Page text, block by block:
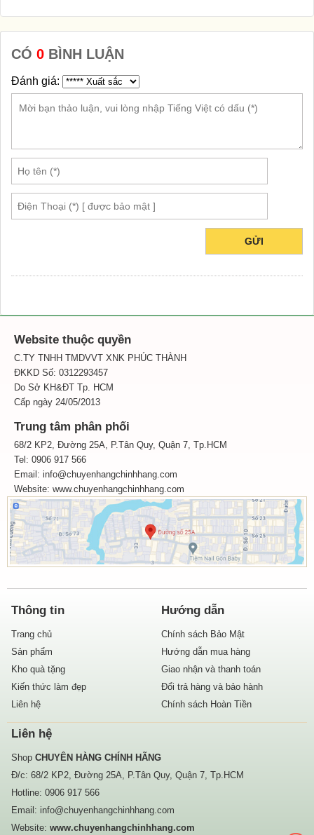
CÓ 0 BÌNH LUẬN
Đánh giá:
GỬI
Website thuộc quyền
C.TY TNHH TMDVVT XNK PHÚC THÀNH
ĐKKD Số: 0312293457
Do Sở KH&ĐT Tp. HCM
Cấp ngày 24/05/2013
Trung tâm phân phối
68/2 KP2, Đường 25A, P.Tân Quy, Quận 7, Tp.HCM
Tel: 0906 917 566
Email: info@chuyenhangchinhhang.com
Website: www.chuyenhangchinhhang.com
Thông tin
Trang chủ
Sản phẩm
Kho quà tặng
Kiến thức làm đẹp
Liên hệ
Hướng dẫn
Chính sách Bảo Mật
Hướng dẫn mua hàng
Giao nhận và thanh toán
Đổi trả hàng và bảo hành
Chính sách Hoàn Tiền
Liên hệ
Shop CHUYÊN HÀNG CHÍNH HÃNG
Đ/c: 68/2 KP2, Đường 25A, P.Tân Quy, Quận 7, Tp.HCM
Hotline: 0906 917 566
Email: info@chuyenhangchinhhang.com
Website: www.chuyenhangchinhhang.com